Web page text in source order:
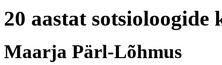
20 aastat
Maarja Pärl-Lõhmus